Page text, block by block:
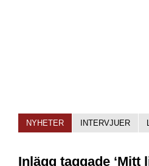
NYHETER INTERVJUER
Inlägg taggade ‘Mitt